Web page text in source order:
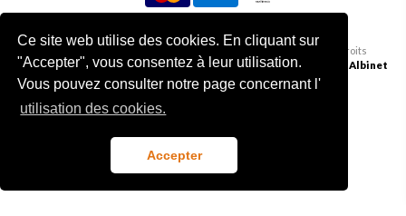
Ce site web utilise des cookies. En cliquant sur
"Accepter", vous consentez à leur utilisation.
Vous pouvez consulter notre page concernant l'
utilisation des cookies.
Accepter
Termes et conditions | Livre des plaintes
© 2026 Churralux. Tous droits
réservés | Développé par Albinet